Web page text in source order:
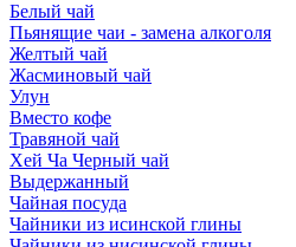
Белый чай
Пьянящие чаи - замена алкоголя
Желтый чай
Жасминовый чай
Улун
Вместо кофе
Травяной чай
Хей Ча Черный чай
Выдержанный
Чайная посуда
Чайники из исинской глины